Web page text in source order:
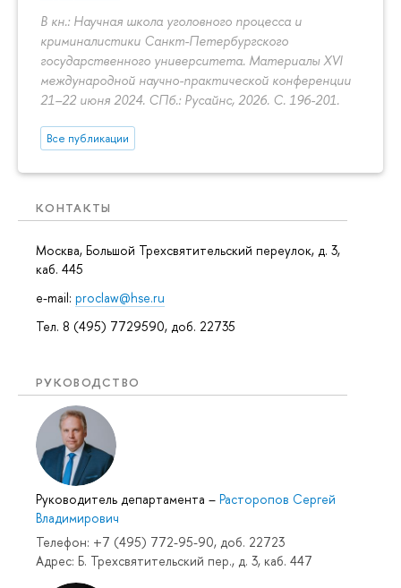
В кн.: Научная школа уголовного процесса и
криминалистики Санкт-Петербургского
государственного университета. Материалы XVI
международной научно-практической конференции
21–22 июня 2024. СПб.: Русайнс, 2026. С. 196-201.
Все публикации
КОНТАКТЫ
Москва, Большой Трехсвятительский переулок, д. 3,
каб. 445
e-mail: proclaw@hse.ru
Тел. 8 (495) 7729590, доб. 22735
РУКОВОДСТВО
Руководитель департамента – Расторопов Сергей
Владимирович
Телефон: +7 (495) 772-95-90, доб. 22723
Адрес: Б. Трехсвятительский пер., д. 3, каб. 447